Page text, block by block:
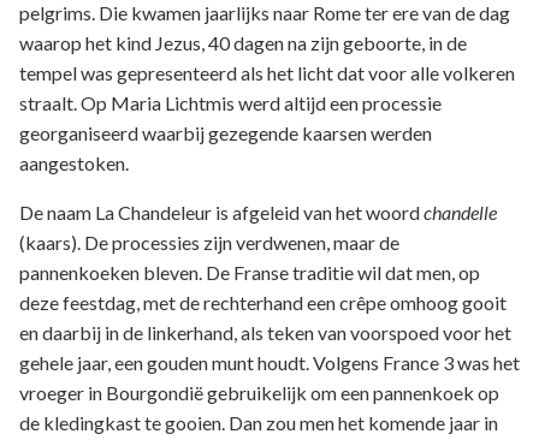
pelgrims. Die kwamen jaarlijks naar Rome ter ere van de dag
waarop het kind Jezus, 40 dagen na zijn geboorte, in de
tempel was gepresenteerd als het licht dat voor alle volkeren
straalt. Op Maria Lichtmis werd altijd een processie
georganiseerd waarbij gezegende kaarsen werden
aangestoken.
De naam La Chandeleur is afgeleid van het woordchandelle
(kaars). De processies zijn verdwenen, maar de
pannenkoeken bleven. De Franse traditie wil dat men, op
deze feestdag, met de rechterhand een crêpe omhoog gooit
en daarbij in de linkerhand, als teken van voorspoed voor het
gehele jaar, een gouden munt houdt. Volgens France 3 was het
vroeger in Bourgondië gebruikelijk om een pannenkoek op
de kledingkast te gooien. Dan zou men het komende jaar in